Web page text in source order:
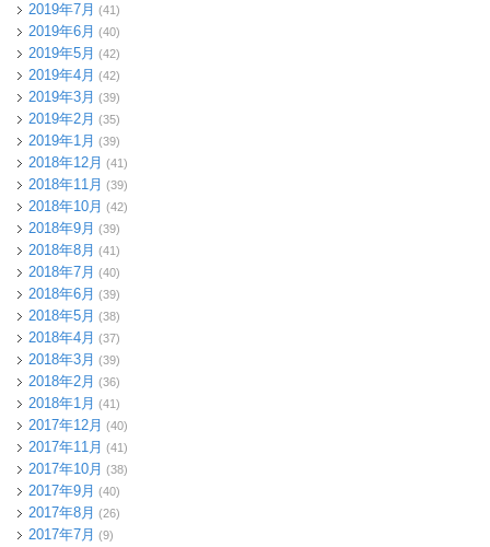
2019年7月 (41)
2019年6月 (40)
2019年5月 (42)
2019年4月 (42)
2019年3月 (39)
2019年2月 (35)
2019年1月 (39)
2018年12月 (41)
2018年11月 (39)
2018年10月 (42)
2018年9月 (39)
2018年8月 (41)
2018年7月 (40)
2018年6月 (39)
2018年5月 (38)
2018年4月 (37)
2018年3月 (39)
2018年2月 (36)
2018年1月 (41)
2017年12月 (40)
2017年11月 (41)
2017年10月 (38)
2017年9月 (40)
2017年8月 (26)
2017年7月 (9)